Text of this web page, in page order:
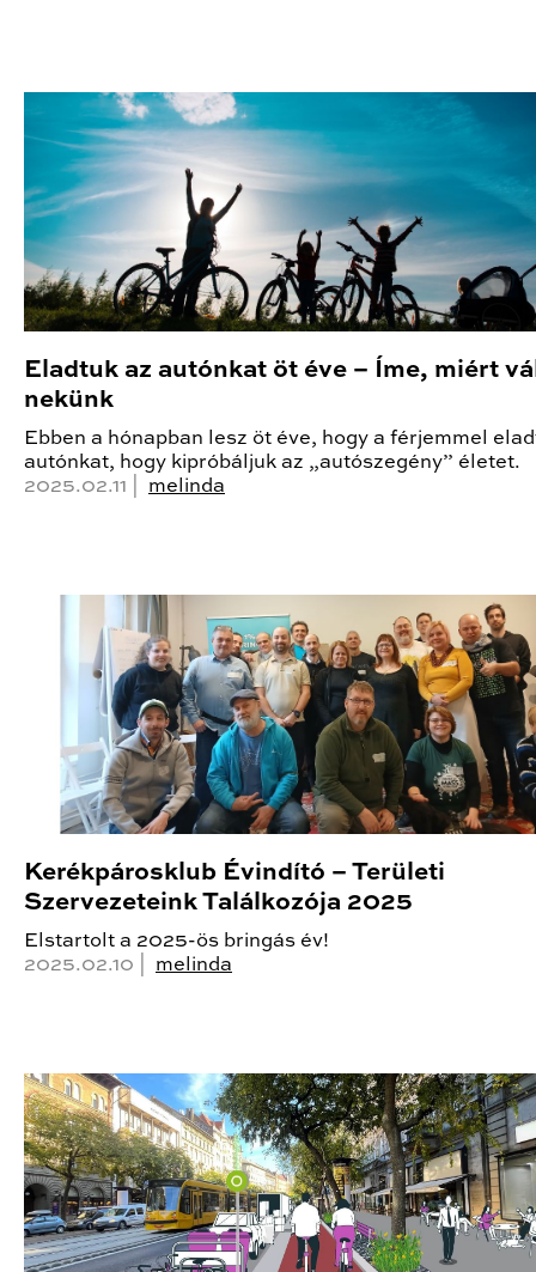
Eladtuk az autónkat öt éve – Íme, miért
nekünk
Ebben a hónapban lesz öt éve, hogy a férjemmel
autónkat, hogy kipróbáljuk az „autószegény” életet.
2025.02.11 | melinda
Kerékpárosklub Évindító – Területi
Szervezeteink Találkozója 2025
Elstartolt a 2025-ös bringás év!
2025.02.10 | melinda